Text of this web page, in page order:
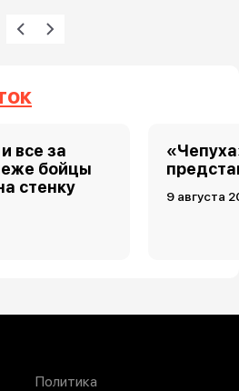
Предыдущая страница
Следующая страница
все за
бойцы
стенку
9 августа
Политика